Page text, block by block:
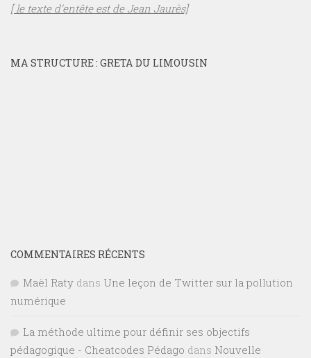
[ le texte d’entête est de Jean Jaurès]
MA STRUCTURE : GRETA DU LIMOUSIN
COMMENTAIRES RÉCENTS
Maël Raty dans Une leçon de Twitter sur la pollution
numérique
La méthode ultime pour définir ses objectifs
pédagogique - Cheatcodes Pédago dans Nouvelle